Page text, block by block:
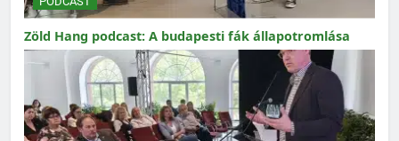
Zöld Hang podcast: A budapesti fák állapotromlása